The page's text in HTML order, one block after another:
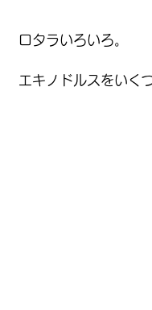
ロタラいろいろ。
エキノドルスをいく